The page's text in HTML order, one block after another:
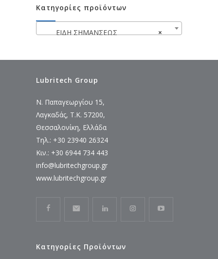
Κατηγορίες προϊόντων
×
ΕΙΔΗ ΣΗΜΑΝΣΕΩΣ
Lubritech Group
Ν. Παπαγεωργίου 15,
Λαγκαδάς, Τ.Κ. 57200,
Θεσσαλονίκη, Ελλάδα
Τηλ.: +30 23940 26324
Κιν.: +30 6944 734 443
info@lubritechgroup.gr
www.lubritechgroup.gr
Κατηγορίες Προϊόντων